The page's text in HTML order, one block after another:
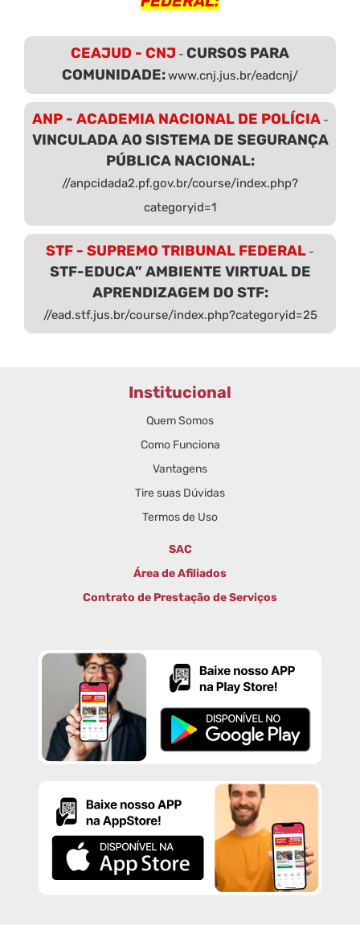
CEAJUD - CNJ - CURSOS PARA
COMUNIDADE:www.cnj.jus.br/eadcnj/
ANP - ACADEMIA NACIONAL DE POLÍCIA-
VINCULADA AO SISTEMA DE SEGURANÇA
PÚBLICA NACIONAL:
//anpcidada2.pf.gov.br/course/index.php?
categoryid=1
STF - SUPREMO TRIBUNAL FEDERAL -
STF-EDUCA” AMBIENTE VIRTUAL DE
APRENDIZAGEM DO STF:
//ead.stf.jus.br/course/index.php?categoryid=25
Institucional
Quem Somos
Como Funciona
Vantagens
Tire suas Dúvidas
Termos de Uso
SAC
Área de Afiliados
Contrato de Prestação de Serviços